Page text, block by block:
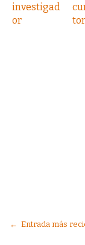
investigad
or
← Entrada más